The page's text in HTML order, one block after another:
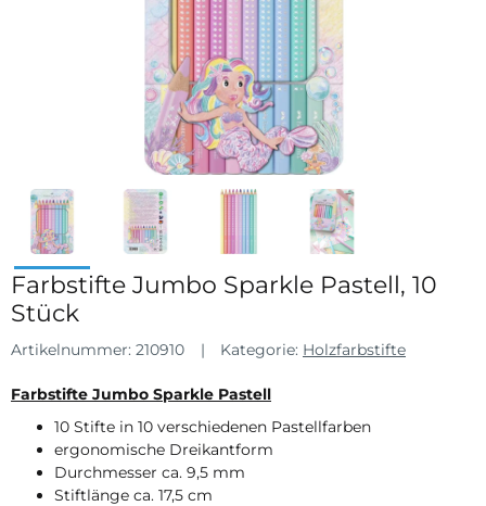
Farbstifte Jumbo Sparkle Pastell, 10
Stück
Artikelnummer: 210910 Kategorie: Holzfarbstifte
Farbstifte Jumbo Sparkle Pastell
10 Stifte in 10 verschiedenen Pastellfarben
ergonomische Dreikantform
Durchmesser ca. 9,5 mm
Stiftlänge ca. 17,5 cm